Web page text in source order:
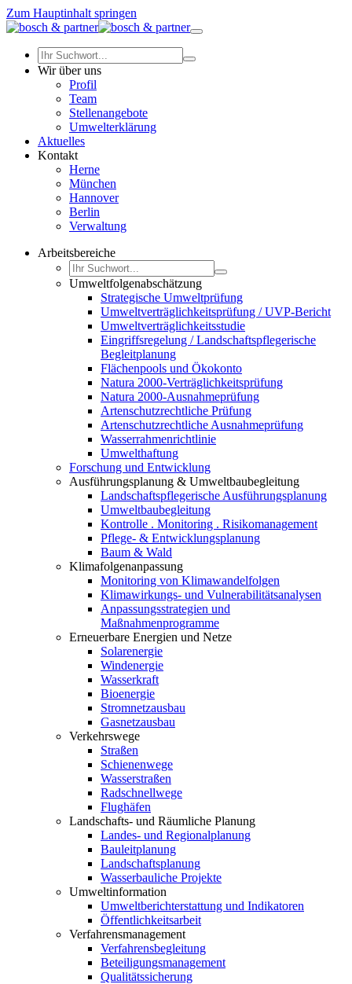
Zum Hauptinhalt springen
Wir über uns
Profil
Team
Stellenangebote
Umwelterklärung
Aktuelles
Kontakt
Herne
München
Hannover
Berlin
Verwaltung
Arbeitsbereiche
Umweltfolgenabschätzung
Strategische Umweltprüfung
Umweltverträglichkeitsprüfung / UVP-Bericht
Umweltverträglichkeitsstudie
Eingriffsregelung / Landschaftspflegerische
Begleitplanung
Flächenpools und Ökokonto
Natura 2000-Verträglichkeitsprüfung
Natura 2000-Ausnahmeprüfung
Artenschutzrechtliche Prüfung
Artenschutzrechtliche Ausnahmeprüfung
Wasserrahmenrichtlinie
Umwelthaftung
Forschung und Entwicklung
Ausführungsplanung & Umweltbaubegleitung
Landschaftspflegerische Ausführungsplanung
Umweltbaubegleitung
Kontrolle . Monitoring . Risikomanagement
Pflege- & Entwicklungsplanung
Baum & Wald
Klimafolgenanpassung
Monitoring von Klimawandelfolgen
Klimawirkungs- und Vulnerabilitätsanalysen
Anpassungsstrategien und
Maßnahmenprogramme
Erneuerbare Energien und Netze
Solarenergie
Windenergie
Wasserkraft
Bioenergie
Stromnetzausbau
Gasnetzausbau
Verkehrswege
Straßen
Schienenwege
Wasserstraßen
Radschnellwege
Flughäfen
Landschafts- und Räumliche Planung
Landes- und Regionalplanung
Bauleitplanung
Landschaftsplanung
Wasserbauliche Projekte
Umweltinformation
Umweltberichterstattung und Indikatoren
Öffentlichkeitsarbeit
Verfahrensmanagement
Verfahrensbegleitung
Beteiligungsmanagement
Qualitätssicherung